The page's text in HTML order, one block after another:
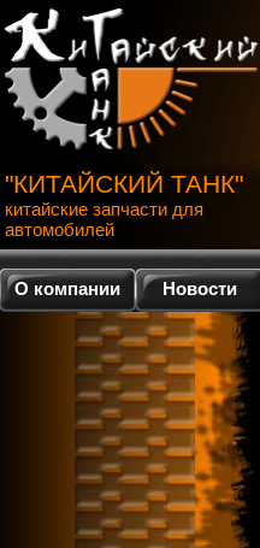
"КИТАЙСКИЙ ТАНК"
китайские запчасти для
автомобилей
О компании Новости